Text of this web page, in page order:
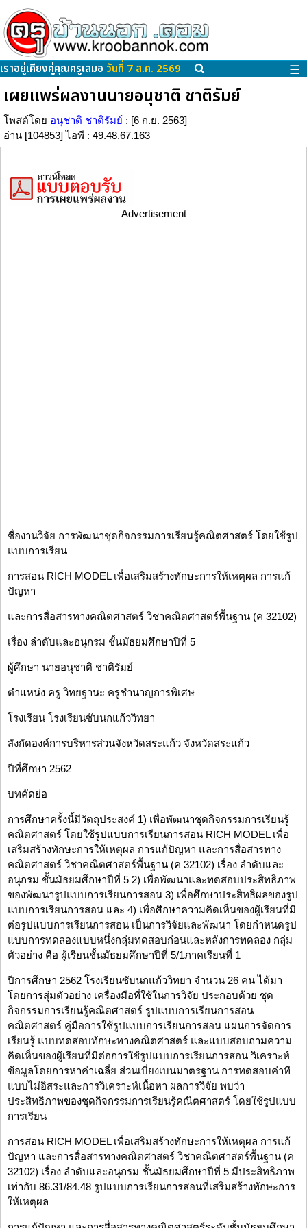
เราอยู่เคียงคู่คุณครูเสมอ วันที่ 7 ส.ค. 2569 ☰
เผยแพร่ผลงานนายอนุชาติ ชาติรัมย์
โพสต์โดย อนุชาติ ชาติรัมย์ : [6 ก.ย. 2563]
อ่าน [104853] ไอพี : 49.48.67.163
Advertisement
ชื่องานวิจัย การพัฒนาชุดกิจกรรมการเรียนรู้คณิตศาสตร์ โดยใช้รูป
แบบการเรียน
การสอน RICH MODEL เพื่อเสริมสร้างทักษะการให้เหตุผล การแก้
ปัญหา
และการสื่อสารทางคณิตศาสตร์ วิชาคณิตศาสตร์พื้นฐาน (ค 32102)
เรื่อง ลำดับและอนุกรม ชั้นมัธยมศึกษาปีที่ 5
ผู้ศึกษา นายอนุชาติ ชาติรัมย์
ตำแหน่ง ครู วิทยฐานะ ครูชำนาญการพิเศษ
โรงเรียน โรงเรียนซับนกแก้ววิทยา
สังกัดองค์การบริหารส่วนจังหวัดสระแก้ว จังหวัดสระแก้ว
ปีที่ศึกษา 2562
บทคัดย่อ
การศึกษาครั้งนี้มีวัตถุประสงค์ 1) เพื่อพัฒนาชุดกิจกรรมการเรียนรู้
คณิตศาสตร์ โดยใช้รูปแบบการเรียนการสอน RICH MODEL เพื่อ
เสริมสร้างทักษะการให้เหตุผล การแก้ปัญหา และการสื่อสารทาง
คณิตศาสตร์ วิชาคณิตศาสตร์พื้นฐาน (ค 32102) เรื่อง ลำดับและ
อนุกรม ชั้นมัธยมศึกษาปีที่ 5 2) เพื่อพัฒนาและทดสอบประสิทธิภาพ
ของพัฒนารูปแบบการเรียนการสอน 3) เพื่อศึกษาประสิทธิผลของรูป
แบบการเรียนการสอน และ 4) เพื่อศึกษาความคิดเห็นของผู้เรียนที่มี
ต่อรูปแบบการเรียนการสอน เป็นการวิจัยและพัฒนา โดยกำหนดรูป
แบบการทดลองแบบหนึ่งกลุ่มทดสอบก่อนและหลังการทดลอง กลุ่ม
ตัวอย่าง คือ ผู้เรียนชั้นมัธยมศึกษาปีที่ 5/1ภาคเรียนที่ 1
ปีการศึกษา 2562 โรงเรียนซับนกแก้ววิทยา จำนวน 26 คน ได้มา
โดยการสุ่มตัวอย่าง เครื่องมือที่ใช้ในการวิจัย ประกอบด้วย ชุด
กิจกรรมการเรียนรู้คณิตศาสตร์ รูปแบบการเรียนการสอน
คณิตศาสตร์ คู่มือการใช้รูปแบบการเรียนการสอน แผนการจัดการ
เรียนรู้ แบบทดสอบทักษะทางคณิตศาสตร์ และแบบสอบถามความ
คิดเห็นของผู้เรียนที่มีต่อการใช้รูปแบบการเรียนการสอน วิเคราะห์
ข้อมูลโดยการหาค่าเฉลี่ย ส่วนเบี่ยงเบนมาตรฐาน การทดสอบค่าที
แบบไม่อิสระและการวิเคราะห์เนื้อหา ผลการวิจัย พบว่า
ประสิทธิภาพของชุดกิจกรรมการเรียนรู้คณิตศาสตร์ โดยใช้รูปแบบ
การเรียน
การสอน RICH MODEL เพื่อเสริมสร้างทักษะการให้เหตุผล การแก้
ปัญหา และการสื่อสารทางคณิตศาสตร์ วิชาคณิตศาสตร์พื้นฐาน (ค
32102) เรื่อง ลำดับและอนุกรม ชั้นมัธยมศึกษาปีที่ 5 มีประสิทธิภาพ
เท่ากับ 86.31/84.48 รูปแบบการเรียนการสอนที่เสริมสร้างทักษะการ
ให้เหตุผล